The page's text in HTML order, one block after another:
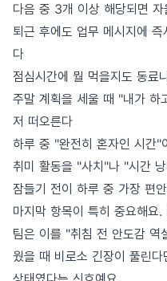
다음 중 3개 이상 해당되면
퇴근 후에도 업무 메시지에
다
점심시간에 뭘 먹을지도 동료
주말 계획을 세울 때 "내가 하
저 떠오른다
하루 중 "완전히 혼자인 시간
취미 활동을 "사치"나 "시간
잠들기 전이 하루 중 가장 편
마지막 항목이 특히 중요해
팀은 이를 "취침 전 안도감 역
웠을 때 비로소 긴장이 풀린